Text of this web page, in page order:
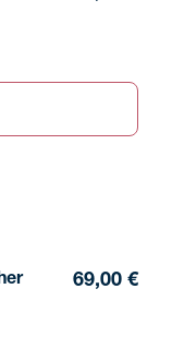
69,00 €